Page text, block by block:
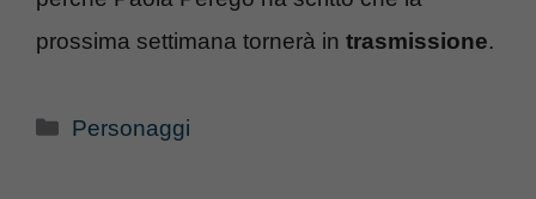
prossima settimana tornerà in trasmissione.
Categorie
Personaggi